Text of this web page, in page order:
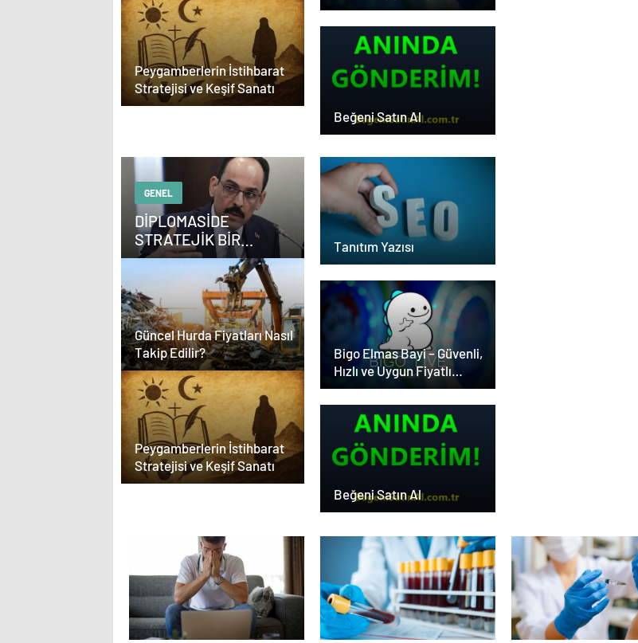
Peygamberlerin İstihbarat
Stratejisi ve Keşif Sanatı
Elmas Satın Almanın Yeni
Adresi
Beğeni Satın Al
GENEL
DİPLOMASİDE
STRATEJİK BİR
KOORDİNATÖR NASIL
OLUNUR
Güncel Hurda Fiyatları Nasıl
Takip Edilir?
Peygamberlerin İstihbarat
Stratejisi ve Keşif Sanatı
Tanıtım Yazısı
Bigo Elmas Bayi – Güvenli,
Hızlı ve Uygun Fiyatlı
Elmas Satın Almanın Yeni
Adresi
Beğeni Satın Al